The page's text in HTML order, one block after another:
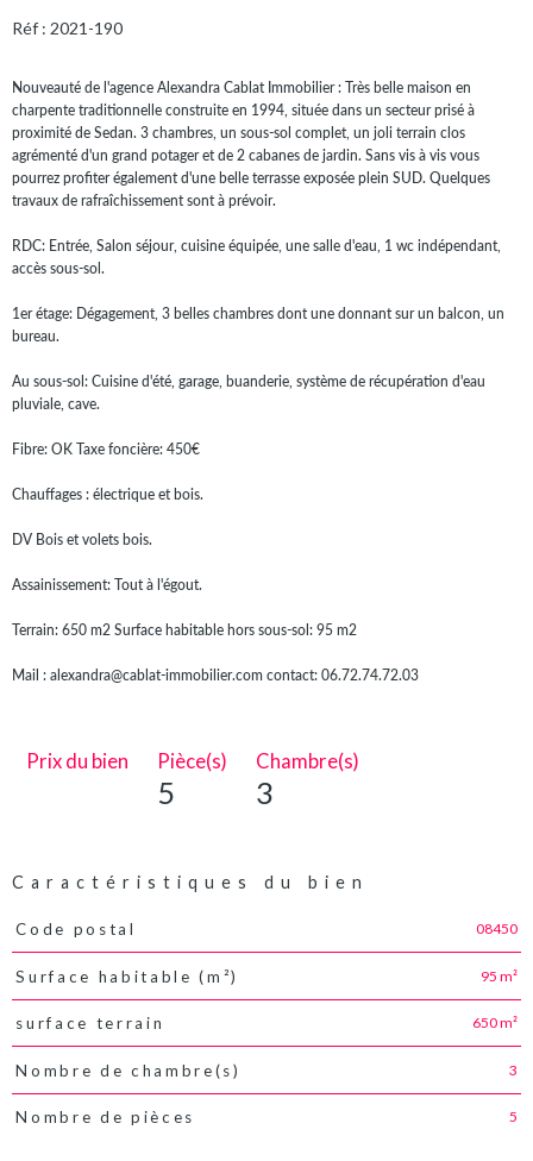
Réf : 2021-190
Nouveauté de l'agence Alexandra Cablat Immobilier : Très belle maison en
charpente traditionnelle construite en 1994, située dans un secteur prisé à
proximité de Sedan. 3 chambres, un sous-sol complet, un joli terrain clos
agrémenté d'un grand potager et de 2 cabanes de jardin. Sans vis à vis vous
pourrez profiter également d'une belle terrasse exposée plein SUD. Quelques
travaux de rafraîchissement sont à prévoir.
RDC: Entrée, Salon séjour, cuisine équipée, une salle d'eau, 1 wc indépendant,
accès sous-sol.
1er étage: Dégagement, 3 belles chambres dont une donnant sur un balcon, un
bureau.
Au sous-sol: Cuisine d'été, garage, buanderie, système de récupération d'eau
pluviale, cave.
Fibre: OK Taxe foncière: 450€
Chauffages : électrique et bois.
DV Bois et volets bois.
Assainissement: Tout à l'égout.
Terrain: 650 m2 Surface habitable hors sous-sol: 95 m2
Mail : alexandra@cablat-immobilier.com contact: 06.72.74.72.03
Prix du bien Pièce(s)
5
Chambre(s)
3
Caractéristiques du bien
Caractéristiques Valeurs
Code postal 08450
Surface habitable (m²) 95 m²
surface terrain 650 m²
Nombre de chambre(s) 3
Nombre de pièces 5